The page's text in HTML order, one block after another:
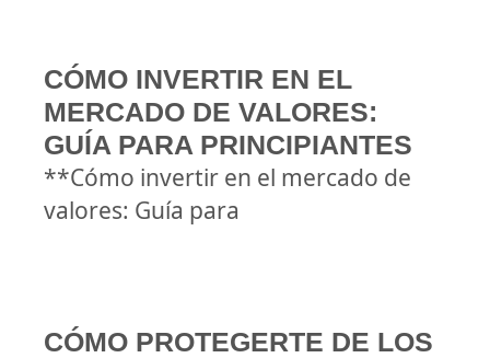
CÓMO INVERTIR EN EL
MERCADO DE VALORES:
GUÍA PARA PRINCIPIANTES
**Cómo invertir en el mercado de
valores: Guía para
CÓMO PROTEGERTE DE LOS